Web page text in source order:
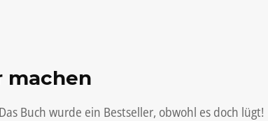
machen
Buch wurde ein Bestseller, obwohl es doch lügt!